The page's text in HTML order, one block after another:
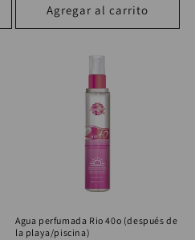
Agregar al carrito
Agua perfumada Rio 40o (después de
la playa/piscina)